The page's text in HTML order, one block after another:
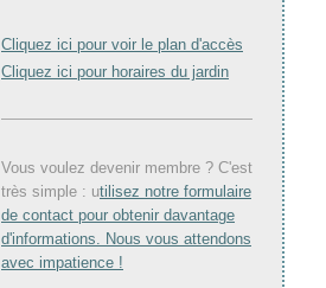
Cliquez ici pour voir le plan d'accès
Cliquez ici pour horaires du jardin
Vous voulez devenir membre ? C'est
très simple : utilisez notre formulaire
de contact pour obtenir davantage
d'informations. Nous vous attendons
avec impatience !